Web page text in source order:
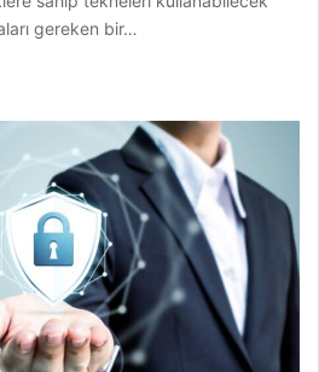
gereken bir…